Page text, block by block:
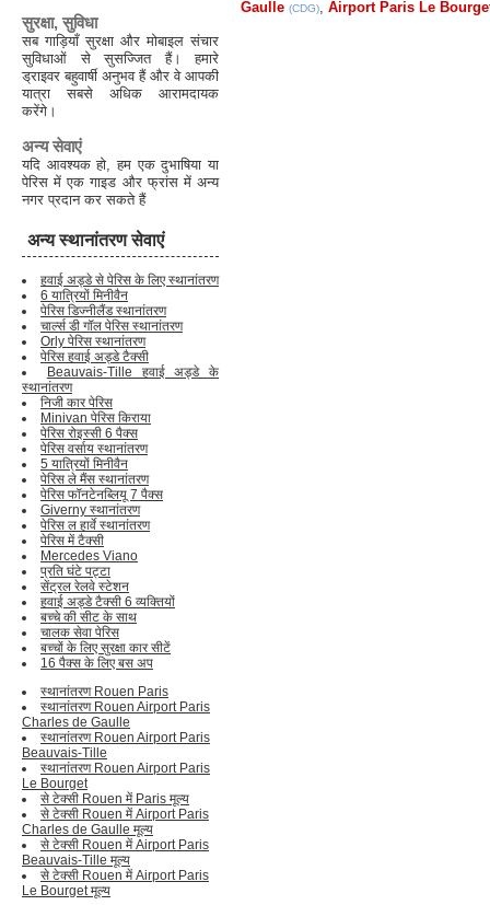
Gaulle (CDG), Airport Paris Le
सुरक्षा, सुविधा
सब गाड़ियाँ सुरक्षा और मोबाइल संचार
सुविधाओं से सुसज्जित हैं। हमारे
ड्राइवर बहुवार्षी अनुभव हैं और वे आपकी
यात्रा सबसे अधिक आरामदायक
करेंगे।
अन्य सेवाएं
यदि आवश्यक हो, हम एक दुभाषिया या
पेरिस में एक गाइड और फ्रांस में अन्य
नगर प्रदान कर सकते हैं
अन्य स्थानांतरण सेवाएं
हवाई अड्डे से पेरिस के लिए स्थानांतरण
6 यात्रियों मिनीवैन
पेरिस डिज्नीलैंड स्थानांतरण
चार्ल्स डी गॉल पेरिस स्थानांतरण
Orly पेरिस स्थानांतरण
पेरिस हवाई अड्डे टैक्सी
Beauvais-Tille हवाई अड्डे के
स्थानांतरण
निजी कार पेरिस
Minivan पेरिस किराया
पेरिस रोइस्सी 6 पैक्स
पेरिस वर्साय स्थानांतरण
5 यात्रियों मिनीवैन
पेरिस ले मैंस स्थानांतरण
पेरिस फॉनटेनब्लियू 7 पैक्स
Giverny स्थानांतरण
पेरिस ल हार्वे स्थानांतरण
पेरिस में टैक्सी
Mercedes Viano
प्रति घंटे पट्टा
सेंट्रल रेलवे स्टेशन
हवाई अड्डे टैक्सी 6 व्यक्तियों
बच्चे की सीट के साथ
चालक सेवा पेरिस
बच्चों के लिए सुरक्षा कार सीटें
16 पैक्स के लिए बस अप
स्थानांतरण Rouen Paris
स्थानांतरण Rouen Airport Paris
Charles de Gaulle
स्थानांतरण Rouen Airport Paris
Beauvais-Tille
स्थानांतरण Rouen Airport Paris
Le Bourget
से टेक्सी Rouen में Paris मूल्य
से टेक्सी Rouen में Airport Paris
Charles de Gaulle मूल्य
से टेक्सी Rouen में Airport Paris
Beauvais-Tille मूल्य
से टेक्सी Rouen में Airport Paris
Le Bourget मूल्य